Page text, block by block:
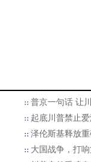
普京一句话 让
起底川普禁止
泽伦斯基释放
大国战争，打